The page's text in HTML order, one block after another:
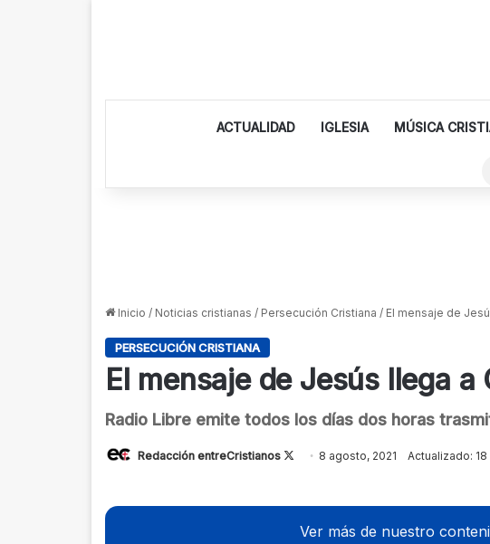
ACTUALIDAD IGLESIA MÚSICA
Inicio / Noticias cristianas / Persecución Cristiana / El mensaje de
PERSECUCIÓN CRISTIANA
El mensaje de Jesús llega
Radio Libre emite todos los días dos horas
Redacción entreCristianos
Follow8 agosto, 2021 Actualizado:
Ver más de nuestro